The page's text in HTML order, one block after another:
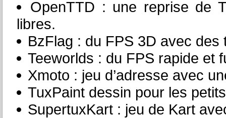
OpenTTD : une reprise de
libres.
BzFlag : du FPS 3D avec des
Teeworlds : du FPS rapide et
Xmoto : jeu d’adresse avec
TuxPaint dessin pour les petits
SupertuxKart : jeu de Kart